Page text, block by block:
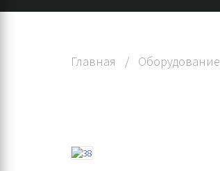
Главная / Оборудование